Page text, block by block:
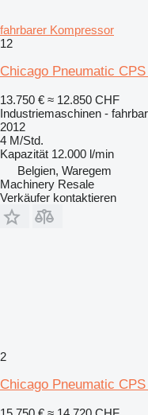
fahrbarer Kompressor
12
Chicago Pneumatic
13.750 € ≈ 12.850 CHF
Industriemaschinen -
2012
4 M/Std.
Kapazität 12.000 l/min
Belgien, Waregem
Machinery Resale
Verkäufer kontaktieren
2
Chicago Pneumatic